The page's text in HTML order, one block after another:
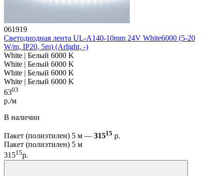
061919
Светодиодная лента UL-A140-10mm 24V White6000 (5-20
W/m, IP20, 5m) (Arlight, -)
White | Белый 6000 K
White | Белый 6000 K
White | Белый 6000 K
White | Белый 6000 K
6303
р./м
В наличии
Пакет (полиэтилен) 5 м — 31515 р.
Пакет (полиэтилен) 5 м
31515р.